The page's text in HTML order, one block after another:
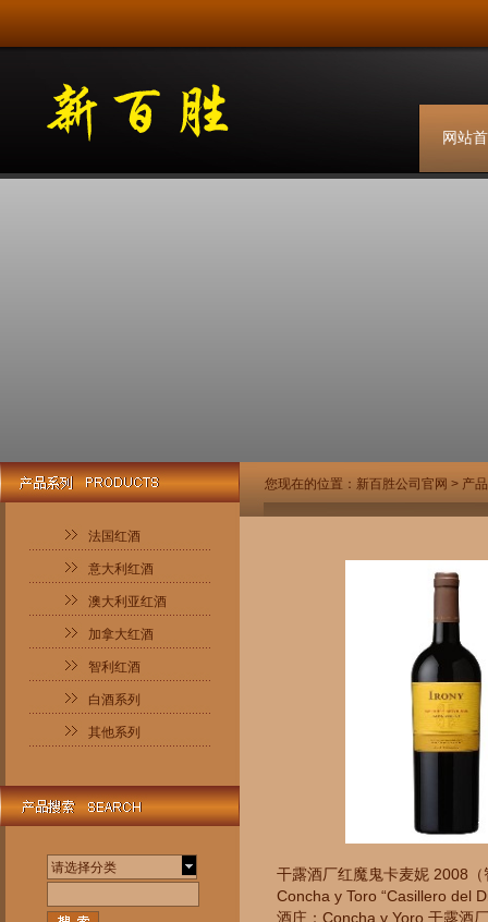
网站
法国红酒
意大利红酒
澳大利亚红酒
加拿大红酒
智利红酒
白酒系列
其他系列
请选择分类
您现在的位置： 新百胜公司官网 > 产
干露酒厂红魔鬼卡麦妮 2008（
Concha y Toro “Casillero del
酒庄：Concha y Yoro 干露酒厂